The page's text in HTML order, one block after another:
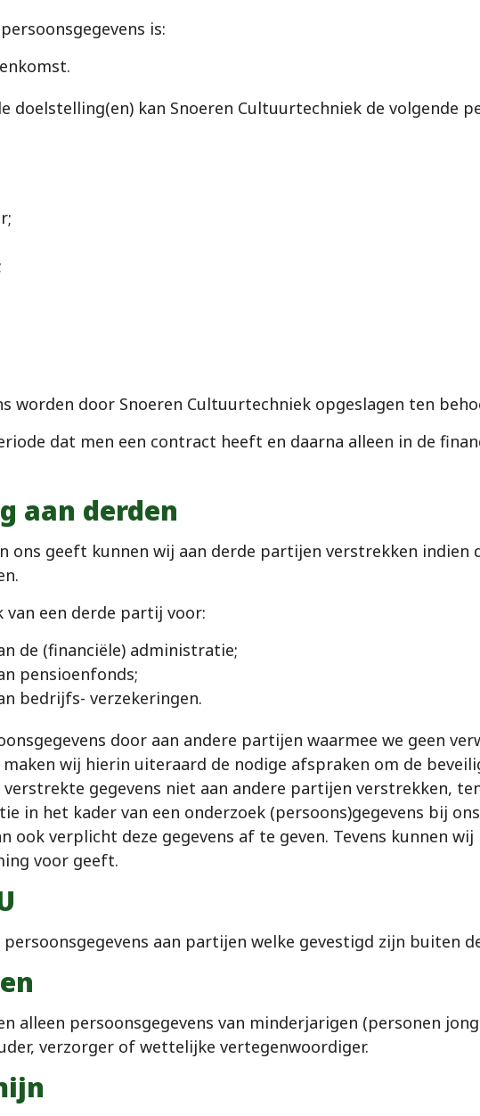
is:
doelstelling(en) kan Snoeren Cultuurtechniek de volgende
worden door Snoeren Cultuurtechniek opgeslagen ten
dat men een contract heeft en daarna alleen in de
aan derden
ons geeft kunnen wij aan derde partijen verstrekken
van een derde partij voor:
de (financiële) administratie;
pensioenfonds;
bedrijfs- verzekeringen.
door aan andere partijen waarmee we geen
wij hierin uiteraard de nodige afspraken om de
gegevens niet aan andere partijen verstrekken,
in het kader van een onderzoek (persoons)gegevens bij
ook verplicht deze gegevens af te geven. Tevens kunnen
voor geeft.
aan partijen welke gevestigd zijn buiten
alleen persoonsgegevens van minderjarigen (personen
verzorger of wettelijke vertegenwoordiger.